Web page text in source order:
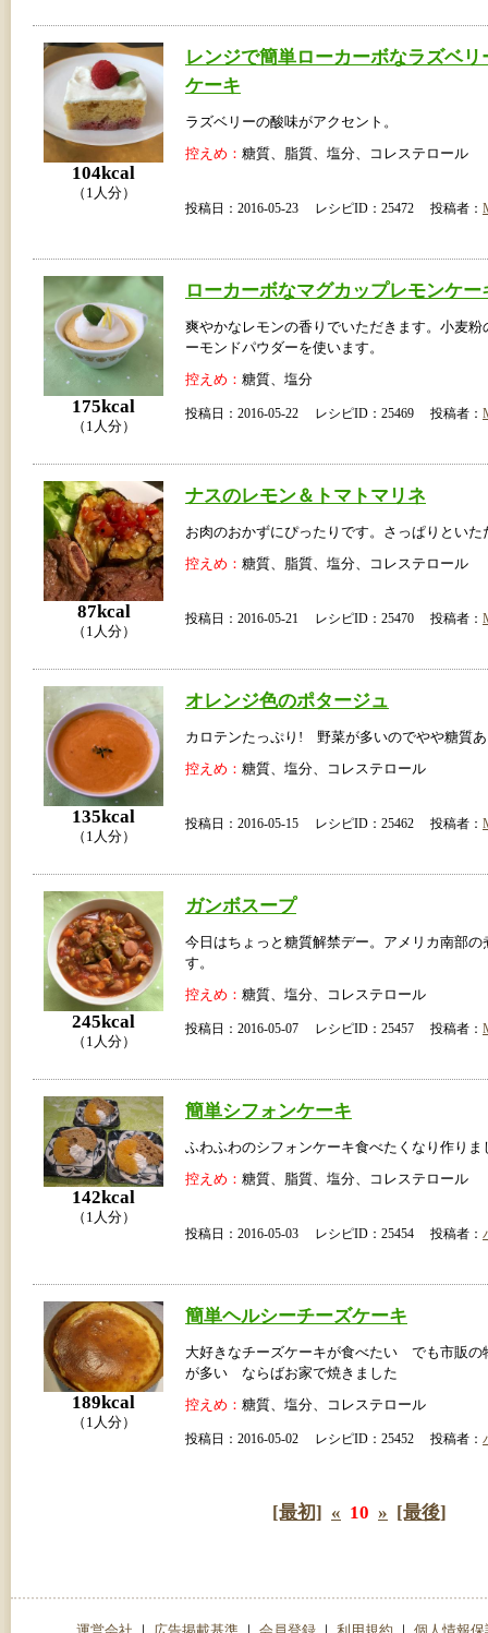
104kcal
（1人分）
レンジで簡単ローカーボなラズベリ
ケーキ
ラズベリーの酸味がアクセント。
控えめ： 糖質、脂質、塩分、コレステロール
投稿日：2016-05-23 レシピID：25472 投稿者：
175kcal
（1人分）
ローカーボなマグカップレモンケー
爽やかなレモンの香りでいただきます。小麦粉
ーモンドパウダーを使います。
控えめ： 糖質、塩分
投稿日：2016-05-22 レシピID：25469 投稿者：
87kcal
（1人分）
ナスのレモン＆トマトマリネ
お肉のおかずにぴったりです。さっぱりといた
控えめ： 糖質、脂質、塩分、コレステロール
投稿日：2016-05-21 レシピID：25470 投稿者：
135kcal
（1人分）
オレンジ色のポタージュ
カロテンたっぷり! 野菜が多いのでやや糖質
控えめ： 糖質、塩分、コレステロール
投稿日：2016-05-15 レシピID：25462 投稿者：
245kcal
（1人分）
ガンボスープ
今日はちょっと糖質解禁デー。アメリカ南部の
す。
控えめ： 糖質、塩分、コレステロール
投稿日：2016-05-07 レシピID：25457 投稿者：
142kcal
（1人分）
簡単シフォンケーキ
ふわふわのシフォンケーキ食べたくなり作りま
控えめ： 糖質、脂質、塩分、コレステロール
投稿日：2016-05-03 レシピID：25454 投稿者：
189kcal
（1人分）
簡単ヘルシーチーズケーキ
大好きなチーズケーキが食べたい でも市販の
が多い ならばお家で焼きました
控えめ： 糖質、塩分、コレステロール
投稿日：2016-05-02 レシピID：25452 投稿者：
[最初] « 10 » [最後]